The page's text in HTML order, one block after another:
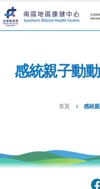
感統親子動
首頁 感統